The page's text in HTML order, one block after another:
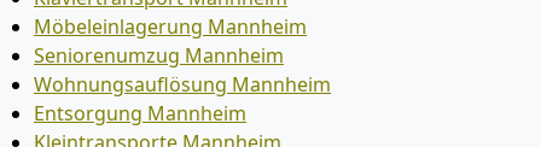
Möbeleinlagerung Mannheim
Seniorenumzug Mannheim
Wohnungsauflösung Mannheim
Entsorgung Mannheim
Kleintransporte Mannheim